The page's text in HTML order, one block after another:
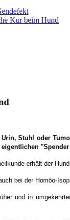
Kur beim Hund
Stuhl oder
erhält der
bei der Homöo-
und in